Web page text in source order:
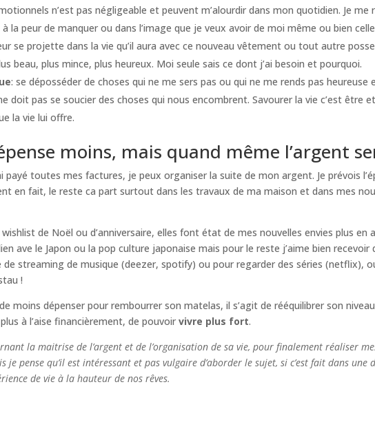
n’est pas négligeable et peuvent m’alourdir dans mon quotidien. Je
la peur de manquer ou dans l’image que je veux avoir de moi même ou bien
se projette dans la vie qu’il aura avec ce nouveau vêtement ou tout autre
beau, plus mince, plus heureux. Moi seule sais ce dont j’ai besoin et pourquoi.
: se déposséder de choses qui ne me sers pas ou qui ne me rends pas
doit pas se soucier des choses qui nous encombrent. Savourer la vie c’est être
la vie lui offre.
moins, mais quand même l’argent
payé toutes mes factures, je peux organiser la suite de mon argent. Je prévois
en fait, le reste ca part surtout dans les travaux de ma maison et dans mes
de Noël ou d’anniversaire, elles font état de mes nouvelles envies plus
ave le Japon ou la pop culture japonaise mais pour le reste j’aime bien
streaming de musique (deezer, spotify) ou pour regarder des séries (netflix),
!
moins dépenser pour rembourrer son matelas, il s’agit de rééquilibrer son
à l’aise financièrement, de pouvoirvivre plus fort.
la maitrise de l’argent et de l’organisation de sa vie, pour finalement réaliser
je pense qu’il est intéressant et pas vulgaire d’aborder le sujet, si c’est fait dans
de vie à la hauteur de nos rêves.